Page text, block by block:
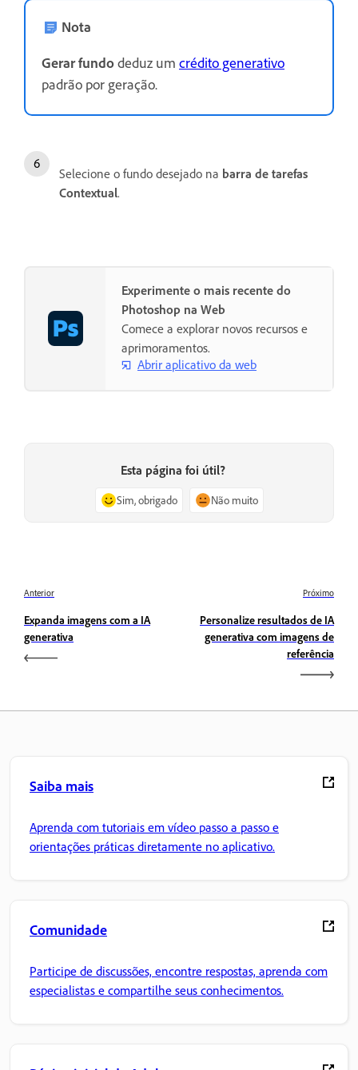
Nota
Gerar fundodeduz um crédito generativo
padrão por geração.
Selecione o fundo desejado na barra de tarefas
Contextual.
Experimente o mais recente do
Photoshop na Web
Comece a explorar novos recursos e
aprimoramentos.
Abrir aplicativo da web
Esta página foi útil?
Sim, obrigado Não muito
Anterior
Expanda imagens com a IA
generativa
Próximo
Personalize resultados de IA
generativa com imagens de
referência
Saiba mais
Aprenda com tutoriais em vídeo passo a passo e
orientações práticas diretamente no aplicativo.
Comunidade
Participe de discussões, encontre respostas, aprenda com
especialistas e compartilhe seus conhecimentos.